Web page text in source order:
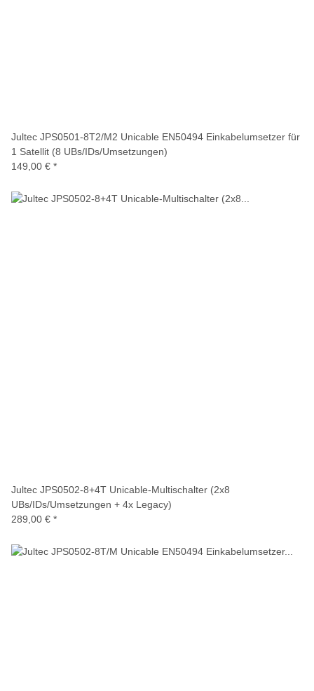
Jultec JPS0501-8T2/M2 Unicable EN50494 Einkabelumsetzer für
1 Satellit (8 UBs/IDs/Umsetzungen)
149,00 € *
Jultec JPS0502-8+4T Unicable-Multischalter (2x8
UBs/IDs/Umsetzungen + 4x Legacy)
289,00 € *